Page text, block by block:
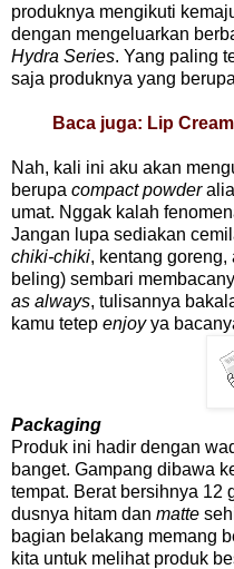
produknya mengikuti
dengan mengeluarkan
Hydra Series. Yang paling
saja produknya yang berupa
Baca juga: Lip
Nah, kali ini aku akan
berupa compact powder
umat. Nggak kalah
Jangan lupa sediakan
chiki-chiki, kentang
beling) sembari
as always, tulisannya
kamu tetep enjoyya
Packaging
Produk ini hadir dengan
banget. Gampang dibawa
tempat. Berat bersihnya 12
dusnya hitam dan matte
bagian belakang memang
kita untuk melihat produk